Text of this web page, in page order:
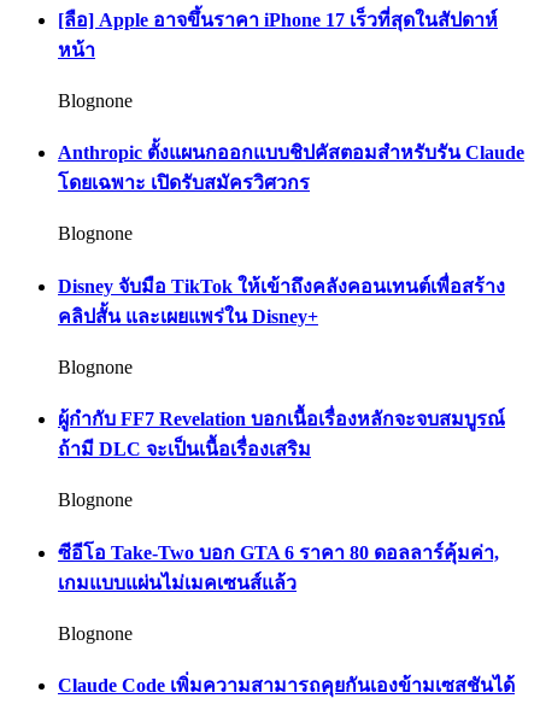
[ลือ] Apple อาจขึ้นราคา iPhone 17 เร็วที่สุดในสัปดาห์
หน้า
Blognone
Anthropic ตั้งแผนกออกแบบชิปคัสตอมสำหรับรัน Claude
โดยเฉพาะ เปิดรับสมัครวิศวกร
Blognone
Disney จับมือ TikTok ให้เข้าถึงคลังคอนเทนต์เพื่อสร้าง
คลิปสั้น และเผยแพร่ใน Disney+
Blognone
ผู้กำกับ FF7 Revelation บอกเนื้อเรื่องหลักจะจบสมบูรณ์
ถ้ามี DLC จะเป็นเนื้อเรื่องเสริม
Blognone
ซีอีโอ Take-Two บอก GTA 6 ราคา 80 ดอลลาร์คุ้มค่า,
เกมแบบแผ่นไม่เมคเซนส์แล้ว
Blognone
Claude Code เพิ่มความสามารถคุยกันเองข้ามเซสชันได้